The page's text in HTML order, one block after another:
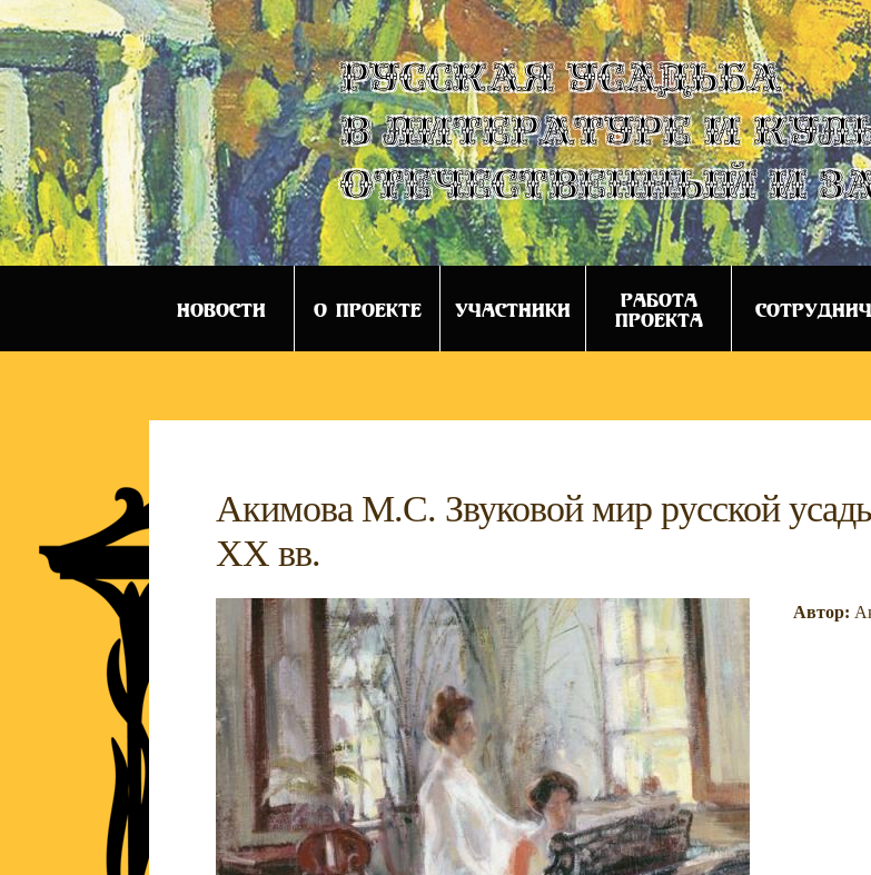
Русская усадьба
в литературе и
отечественный и
НОВОСТИ О ПРОЕКТЕ УЧАСТНИКИ
РАБОТА
ПРОЕКТА
Акимова М.С. Звуковой мир русской
XX вв.
Автор: